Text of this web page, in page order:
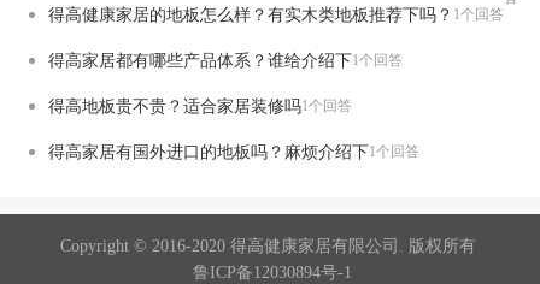
得高健康家居的地板怎么样？有实木类地板推荐下吗？ 1个回答
得高家居都有哪些产品体系？谁给介绍下1个回答
得高地板贵不贵？适合家居装修吗1个回答
得高家居有国外进口的地板吗？麻烦介绍下1个回答
Copyright © 2016-2020 得高健康家居有限公司. 版权所有
鲁ICP备12030894号-1